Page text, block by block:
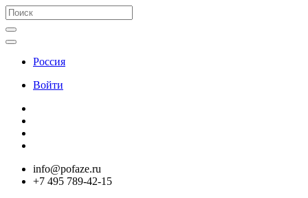
Россия
Войти
info@pofaze.ru
+7 495 789-42-15